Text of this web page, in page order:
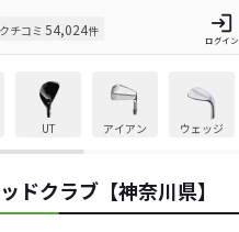
クチコミ 54,024件 login
ログイン
UT アイアン ウェッジ
ドクラブ【神奈川県】